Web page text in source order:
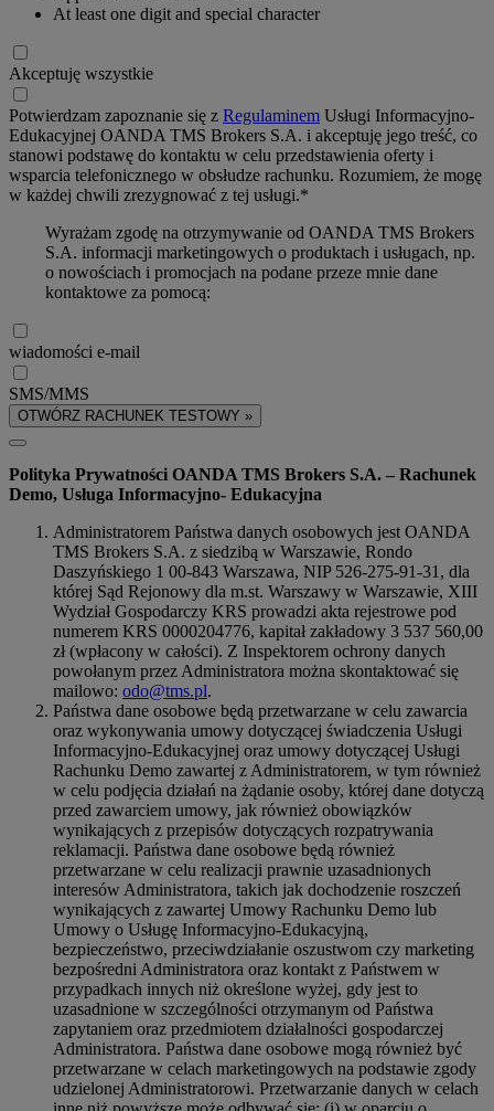
At least one digit and special character
Akceptuję wszystkie
Potwierdzam zapoznanie się z Regulaminem Usługi Informacyjno-
Edukacyjnej OANDA TMS Brokers S.A. i akceptuję jego treść, co
stanowi podstawę do kontaktu w celu przedstawienia oferty i
wsparcia telefonicznego w obsłudze rachunku. Rozumiem, że mogę
w każdej chwili zrezygnować z tej usługi.*
Wyrażam zgodę na otrzymywanie od OANDA TMS Brokers
S.A. informacji marketingowych o produktach i usługach, np.
o nowościach i promocjach na podane przeze mnie dane
kontaktowe za pomocą:
wiadomości e-mail
SMS/MMS
OTWÓRZ RACHUNEK TESTOWY »
Polityka Prywatności OANDA TMS Brokers S.A. – Rachunek
Demo, Usługa Informacyjno- Edukacyjna
Administratorem Państwa danych osobowych jest OANDA
TMS Brokers S.A. z siedzibą w Warszawie, Rondo
Daszyńskiego 1 00-843 Warszawa, NIP 526-275-91-31, dla
której Sąd Rejonowy dla m.st. Warszawy w Warszawie, XIII
Wydział Gospodarczy KRS prowadzi akta rejestrowe pod
numerem KRS 0000204776, kapitał zakładowy 3 537 560,00
zł (wpłacony w całości). Z Inspektorem ochrony danych
powołanym przez Administratora można skontaktować się
mailowo: odo@tms.pl.
Państwa dane osobowe będą przetwarzane w celu zawarcia
oraz wykonywania umowy dotyczącej świadczenia Usługi
Informacyjno-Edukacyjnej oraz umowy dotyczącej Usługi
Rachunku Demo zawartej z Administratorem, w tym również
w celu podjęcia działań na żądanie osoby, której dane dotyczą
przed zawarciem umowy, jak również obowiązków
wynikających z przepisów dotyczących rozpatrywania
reklamacji. Państwa dane osobowe będą również
przetwarzane w celu realizacji prawnie uzasadnionych
interesów Administratora, takich jak dochodzenie roszczeń
wynikających z zawartej Umowy Rachunku Demo lub
Umowy o Usługę Informacyjno-Edukacyjną,
bezpieczeństwo, przeciwdziałanie oszustwom czy marketing
bezpośredni Administratora oraz kontakt z Państwem w
przypadkach innych niż określone wyżej, gdy jest to
uzasadnione w szczególności otrzymanym od Państwa
zapytaniem oraz przedmiotem działalności gospodarczej
Administratora. Państwa dane osobowe mogą również być
przetwarzane w celach marketingowych na podstawie zgody
udzielonej Administratorowi. Przetwarzanie danych w celach